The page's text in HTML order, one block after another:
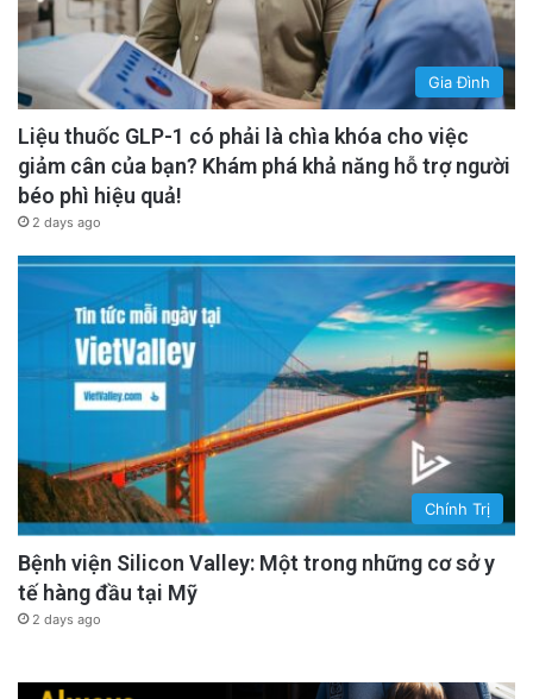
Gia Đình
Liệu thuốc GLP-1 có phải là chìa khóa cho việc
giảm cân của bạn? Khám phá khả năng hỗ trợ người
béo phì hiệu quả!
2 days ago
Chính Trị
Bệnh viện Silicon Valley: Một trong những cơ sở y
tế hàng đầu tại Mỹ
2 days ago